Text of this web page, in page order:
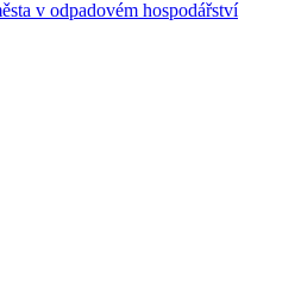
v odpadovém hospodářství